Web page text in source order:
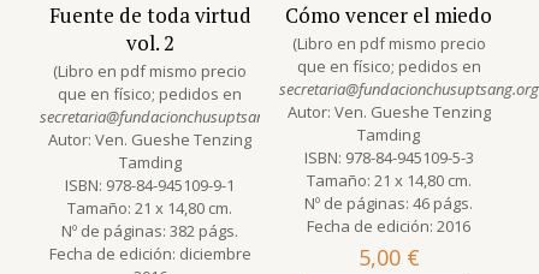
Fuente de toda virtud
vol. 2
(Libro en pdf mismo precio
que en físico; pedidos en
secretaria@fundacionchusuptsang.org)
Autor: Ven. Gueshe Tenzing
Tamding
ISBN: 978-84-945109-9-1
Tamaño: 21 x 14,80 cm.
Nº de páginas: 382 págs.
Fecha de edición: diciembre
Cómo vencer el miedo
(Libro en pdf mismo precio
que en físico; pedidos en
secretaria@fundacionchusuptsang.org
Autor: Ven. Gueshe Tenzing
Tamding
ISBN: 978-84-945109-5-3
Tamaño: 21 x 14,80 cm.
Nº de páginas: 46 págs.
Fecha de edición: 2016
5,00 €